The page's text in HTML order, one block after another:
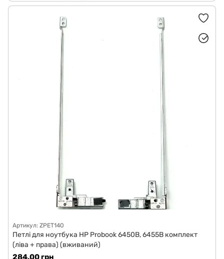
Артикул: ZPET140
Петлі для ноутбука HP Probook 6450B, 6455B комплект
(ліва + права) (вживаний)
284.00 грн